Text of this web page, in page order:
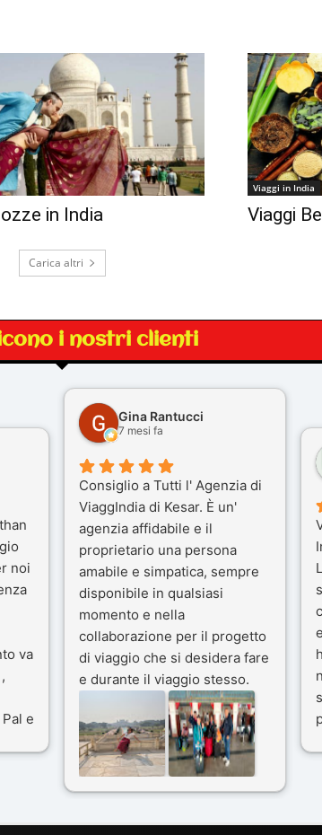
in India
Viaggi in India
Viaggi
Carica altri
i nostri clienti
noi
va
e
Gina Rantucci
7 mesi fa
Consiglio a Tutti l' Agenzia di
ViaggIndia di Kesar. È un'
agenzia affidabile e il
proprietario una persona
amabile e simpatica, sempre
disponibile in qualsiasi
momento e nella
collaborazione per il progetto
di viaggio che si desidera fare
e durante il viaggio stesso.
Siamo stati 3 settimane in
India a novembre 2025, 5
amici e il viaggio alla scoperta
del Rajasthan e Varanasi è
ai servizi dell' Agenzia con